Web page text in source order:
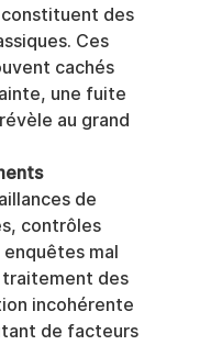
des
Ces
cachés
une fuite
au grand
de
contrôles
mal
traitement des
incohérente
de facteurs